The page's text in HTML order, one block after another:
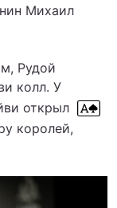
Михаил
Рудой
колл. У
открыл
королей,